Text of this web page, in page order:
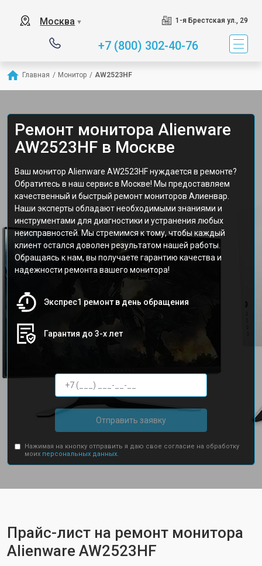
Москва ▼ 1-я Брестская ул., 29
+7 (800) 302-40-76
Главная / Монитор / AW2523HF
Ремонт монитора Alienware
AW2523HF в Москве
Ваш монитор Alienware AW2523HF нуждается в ремонте?
Обратитесь в наш сервис в Москве! Мы предоставляем
качественный и быстрый ремонт мониторов Алиенвар.
Наши эксперты обладают необходимыми знаниями и
инструментами для диагностики и устранения любых
неисправностей. Мы стремимся к тому, чтобы каждый
клиент остался доволен результатом нашей работы.
Обращаясь к нам, вы получаете гарантию качества и
надежности ремонта вашего монитора!
Экспрес1 ремонт в день обращения
Гарантия до 3-х лет
Отправить заявку
Нажимая на кнопку отправить я даю свое согласие на обработку
моих персональных данных.
Прайс-лист на ремонт монитора
Alienware AW2523HF